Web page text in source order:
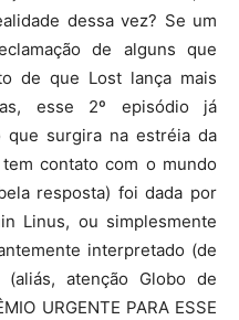
dessa vez? Se um
de alguns que
de que Lost lança mais
esse 2º episódio já
que surgira na estréia da
contato com o mundo
resposta) foi dada por
Linus, ou simplesmente
interpretado (de
atenção Globo de
URGENTE PARA ESSE